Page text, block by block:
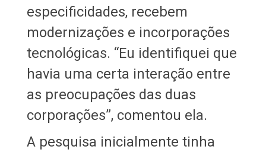
especificidades, recebem
modernizações e incorporações
tecnológicas. “Eu identifiquei que
havia uma certa interação entre
as preocupações das duas
corporações”, comentou ela.
A pesquisa inicialmente tinha